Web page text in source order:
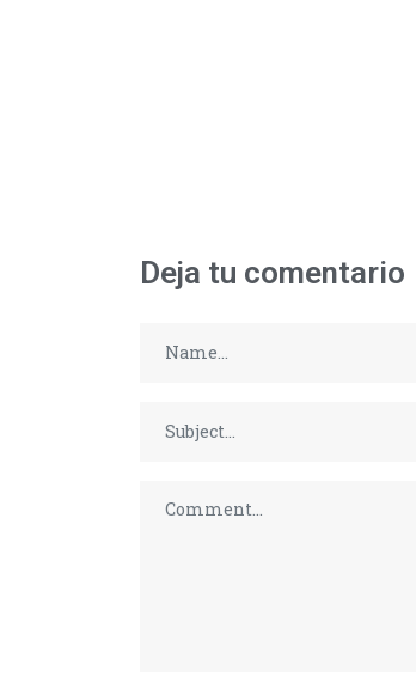
Deja tu comentario